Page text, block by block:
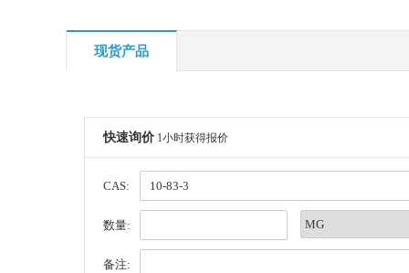
现货产品
快速询价 1小时获得报价
CAS:
数量:
备注: